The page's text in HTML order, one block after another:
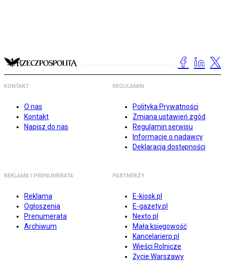
KONTAKT
O nas
Kontakt
Napisz do nas
REGULAMIN
Polityka Prywatności
Zmiana ustawień zgód
Regulamin serwisu
Informacje o nadawcy
Deklaracja dostępności
REKLAMA I PRENUMERATA
Reklama
Ogłoszenia
Prenumerata
Archiwum
PARTNERZY
E-kiosk.pl
E-gazety.pl
Nexto.pl
Mała księgowość
Kancelarierp.pl
Wieści Rolnicze
Życie Warszawy